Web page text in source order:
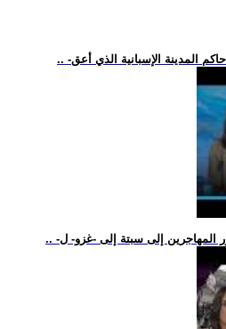
المدينة الإسبانية الذي أعق
المهاجرين إلى سبتة إلى -غزو- ل